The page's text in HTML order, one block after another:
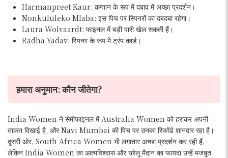
Harmanpreet Kaur: कप्तान के रूप में दबाव में अच्छा प्रदर्शन।
Nonkululeko Mlaba: इस पिच पर स्पिनरों का दबदबा रहेगा।
Laura Wolvaardt: फाइनल में बड़ी पारी खेल सकती हैं।
Radha Yadav: स्पिनर के रूप में ट्रंप कार्ड।
हमारा अनुमान: कौन जीतेगा?
India Women ने सेमीफाइनल में Australia Women को हराकर अपनी
ताकत दिखाई है, और Navi Mumbai की पिच पर उनका रिकॉर्ड शानदार रहा है।
दूसरी ओर, South Africa Women भी लगातार अच्छा प्रदर्शन कर रही हैं,
लेकिन India Women का आत्मविश्वास और घरेलू मैदान का फायदा उन्हें मजबूत